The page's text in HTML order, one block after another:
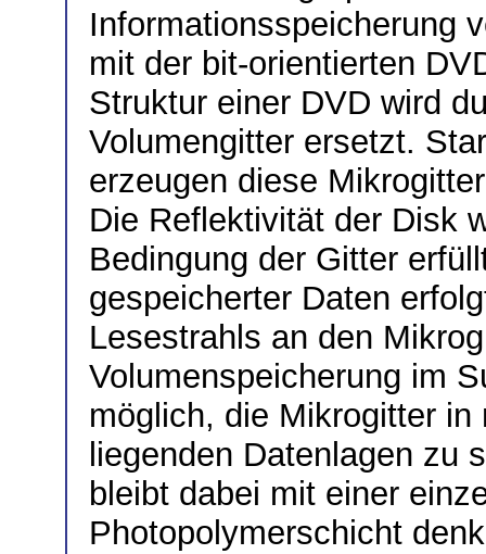
Informationsspeicherung
mit der bit-orientierten
Struktur einer DVD wird
Volumengitter ersetzt.
erzeugen diese
Die Reflektivität der Disk
Bedingung der Gitter
gespeicherter Daten
Lesestrahls an den
Volumenspeicherung im
möglich, die Mikrogitter
liegenden Datenlagen zu
bleibt dabei mit einer
Photopolymerschicht